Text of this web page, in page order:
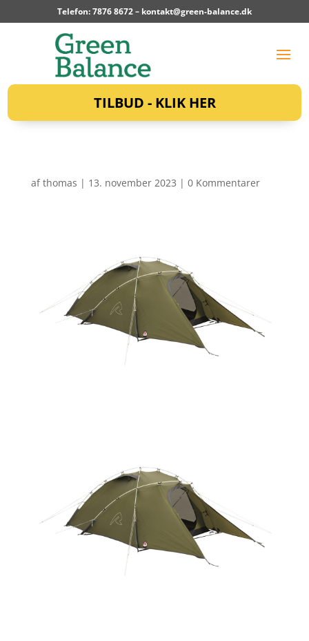
Telefon: 7876 8672 – kontakt@green-balance.dk
TILBUD - KLIK HER
afthomas | 13. november 2023 | 0 Kommentarer